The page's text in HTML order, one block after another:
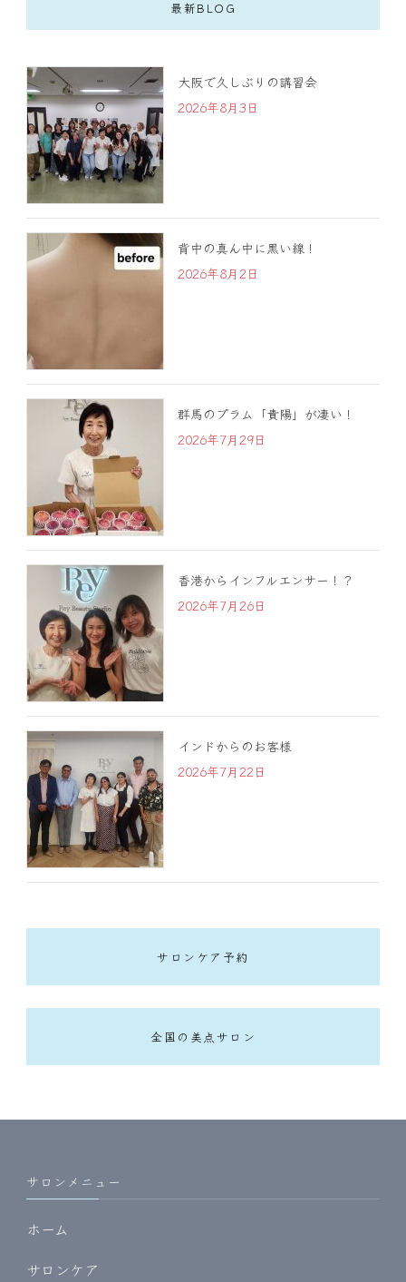
最新BLOG
大阪で久しぶりの講習会
2026年8月3日
背中の真ん中に黒い線！
2026年8月2日
群馬のプラム「貴陽」が凄い！
2026年7月29日
香港からインフルエンサー！？
2026年7月26日
インドからのお客様
2026年7月22日
サロンケア予約
全国の美点サロン
サロンメニュー
ホーム
サロンケア